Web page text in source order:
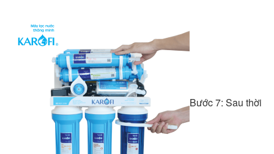
Bước 7: Sau thời